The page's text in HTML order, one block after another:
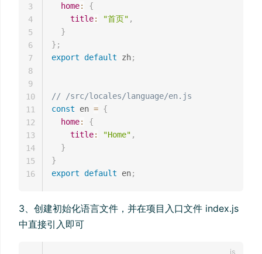
home:
{
title: "首页" ,
}
} ;
export default zh;
// /src/locales/language/en.js
const en = {
home:
{
title: "Home" ,
}
}
export default en;
3
4
5
6
7
8
9
10
11
12
13
14
15
16
3、创建初始化语言文件，并在项目入口文件 index.js
中直接引入即可